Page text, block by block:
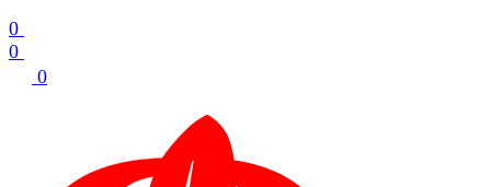
0
0
0